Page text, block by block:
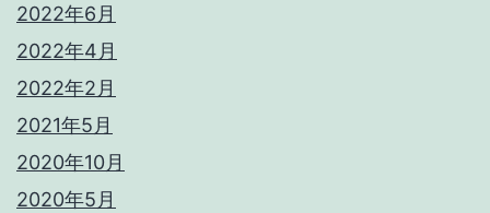
2022年6月
2022年4月
2022年2月
2021年5月
2020年10月
2020年5月